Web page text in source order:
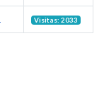
Visitas: 2033